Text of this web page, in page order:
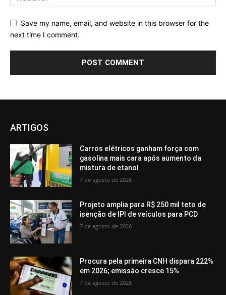
Save my name, email, and website in this browser for the
next time I comment.
ARTIGOS
Carros elétricos ganham força com
gasolina mais cara após aumento da
mistura de etanol
7 de agosto de 2026
Projeto amplia para R$ 250 mil teto de
isenção de IPI de veículos para PCD
7 de agosto de 2026
Procura pela primeira CNH dispara 222%
em 2026; emissão cresce 15%
7 de agosto de 2026